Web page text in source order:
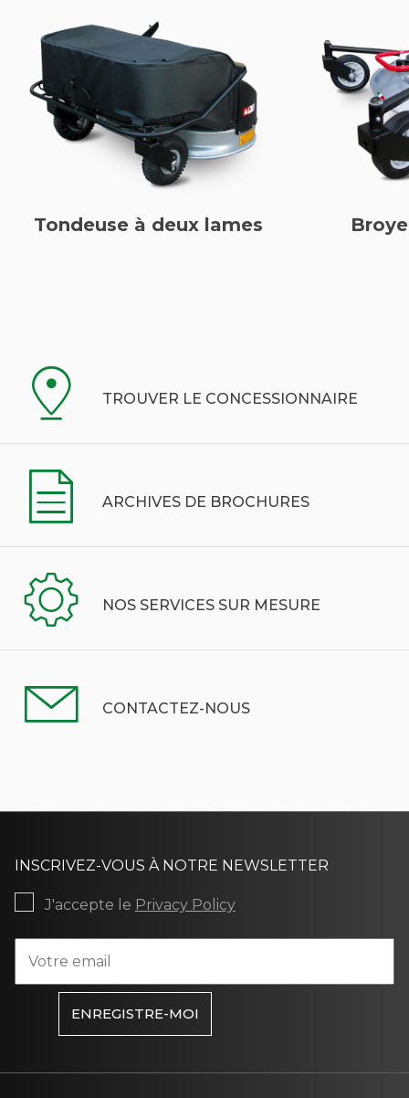
Tondeuse à deux lames
TROUVER LE CONCESSIONNAIRE
ARCHIVES DE BROCHURES
NOS SERVICES SUR MESURE
CONTACTEZ-NOUS
INSCRIVEZ-VOUS À NOTRE NEWSLETTER
J'accepte le Privacy Policy
ENREGISTRE-MOI